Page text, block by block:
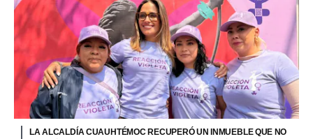
LA ALCALDÍA CUAUHTÉMOC RECUPERÓ UN INMUEBLE QUE NO